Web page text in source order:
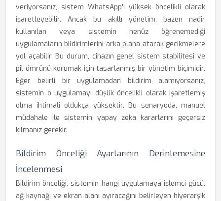
veriyorsanız, sistem WhatsApp'ı yüksek öncelikli olarak
işaretleyebilir. Ancak bu akıllı yönetim, bazen nadir
kullanılan veya sistemin henüz öğrenemediği
uygulamaların bildirimlerini arka plana atarak gecikmelere
yol açabilir. Bu durum, cihazın genel sistem stabilitesi ve
pil ömrünü korumak için tasarlanmış bir yönetim biçimidir.
Eğer belirli bir uygulamadan bildirim alamıyorsanız,
sistemin o uygulamayı düşük öncelikli olarak işaretlemiş
olma ihtimali oldukça yüksektir. Bu senaryoda, manuel
müdahale ile sistemin yapay zeka kararlarını geçersiz
kılmanız gerekir.
Bildirim Önceliği Ayarlarının Derinlemesine
İncelenmesi
Bildirim önceliği, sistemin hangi uygulamaya işlemci gücü,
ağ kaynağı ve ekran alanı ayıracağını belirleyen hiyerarşik